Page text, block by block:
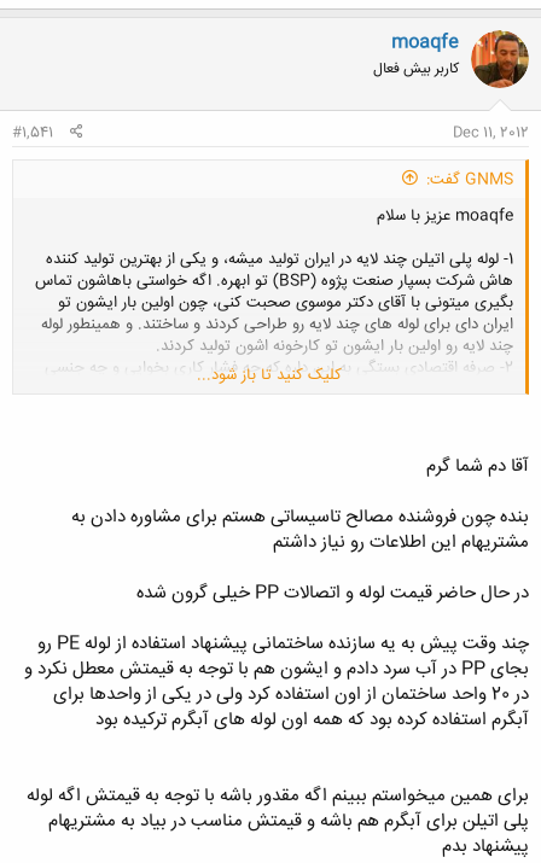
moaqfe
کاربر بیش فعال
Dec 11, 2012
#1,541
GNMS گفت:
moaqfe عزیز با سلام
1- لوله پلی اتیلن چند لایه در ایران تولید میشه، و یکی از بهترین تولید کننده
هاش شرکت بسپار صنعت پژوه (BSP) تو ابهره. اگه خواستی باهاشون تماس
بگیری میتونی با آقای دکتر موسوی صحبت کنی، چون اولین بار ایشون تو
ایران دای برای لوله های چند لایه رو طراحی کردند و ساختند. و همینطور لوله
چند لایه رو اولین بار ایشون تو کارخونه اشون تولید کردند.
2- صرفه اقتصادی بستگی به این داره که چه فشار کاری بخوایی و چه جنسی
بخوای و چقدر متراژ کارت باشه. نمیشه به این راحتی اظهار نظر کرد.
میکرد لایه وسط رو پلی اتیلن شبکه ای یا بعضی وقتها هم فوم پلی اتیلن
GNMS
کلیک کنید تا باز شود...
آقا دم شما گرم
بنده چون فروشنده مصالح تاسیساتی هستم برای مشاوره دادن به
مشتریهام این اطلاعات رو نیاز داشتم
در حال حاضر قیمت لوله و اتصالات PP خیلی گرون شده
چند وقت پیش به یه سازنده ساختمانی پیشنهاد استفاده از لوله PE رو
بجای PP در آب سرد دادم و ایشون هم با توجه به قیمتش معطل نکرد و
در 20 واحد ساختمان از اون استفاده کرد ولی در یکی از واحدها برای
آبگرم استفاده کرده بود که همه اون لوله های آبگرم ترکیده بود
برای همین میخواستم ببینم اگه مقدور باشه با توجه به قیمتش اگه لوله
پلی اتیلن برای آبگرم هم باشه و قیمتش مناسب در بیاد به مشتریهام
پیشنهاد بدم